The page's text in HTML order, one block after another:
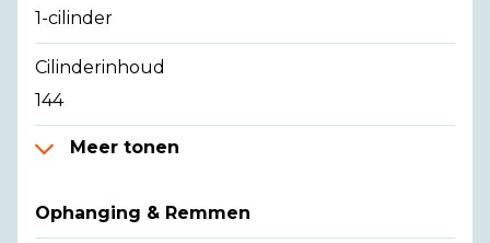
1-cilinder
Cilinderinhoud
144
Meer tonen
Ophanging & Remmen